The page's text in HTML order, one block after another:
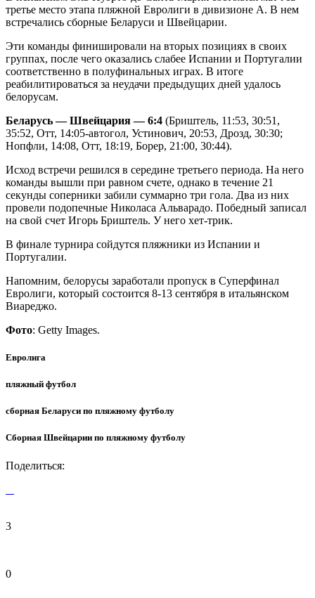
третье место этапа пляжной Евролиги в дивизионе А. В нем
встречались сборные Беларуси и Швейцарии.
Эти команды финишировали на вторых позициях в своих
группах, после чего оказались слабее Испании и Португалии
соответственно в полуфинальных играх. В итоге
реабилитироваться за неудачи предыдущих дней удалось
белорусам.
Беларусь — Швейцария — 6:4 (Бриштель, 11:53, 30:51,
35:52, Отт, 14:05-автогол, Устинович, 20:53, Дрозд, 30:30;
Нопфли, 14:08, Отт, 18:19, Борер, 21:00, 30:44).
Исход встречи решился в середине третьего периода. На него
команды вышли при равном счете, однако в течение 21
секунды соперники забили суммарно три гола. Два из них
провели подопечные Николаса Альварадо. Победный записал
на свой счет Игорь Бриштель. У него хет-трик.
В финале турнира сойдутся пляжники из Испании и
Португалии.
Напомним, белорусы заработали пропуск в Суперфинал
Евролиги, который состоится 8-13 сентября в итальянском
Виареджо.
Фото: Getty Images.
Евролига
пляжный футбол
сборная Беларуси по пляжному футболу
Сборная Швейцарии по пляжному футболу
Поделиться:
3
0